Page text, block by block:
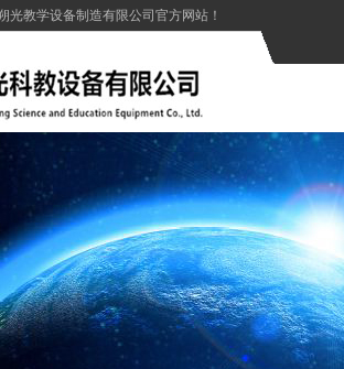
光教学设备制造有限公司官方网站！